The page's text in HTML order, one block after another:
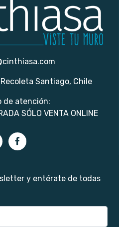
Santiago, Chile
de atención:
SÓLO VENTA ONLINE
y entérate de todas